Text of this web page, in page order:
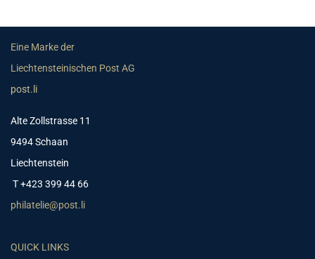
Eine Marke der
Liechtensteinischen Post AG
post.li
Alte Zollstrasse 11
9494 Schaan
Liechtenstein
T +423 399 44 66
philatelie@post.li
QUICK LINKS